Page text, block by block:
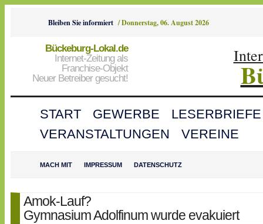
Bleiben Sie informiert /Donnerstag, 06. August 2026
Bückeburg-Lokal.de
Internet-Zeitung als
Franchise-Objekt
Neuer Betreiber gesucht!
START GEWERBE
LESERBRIEFE
VERANSTALTUNGEN
VEREINE
MACH MIT IMPRESSUM DATENSCHUTZ
Amok-Lauf?
Gymnasium Adolfinum wurde evakuiert